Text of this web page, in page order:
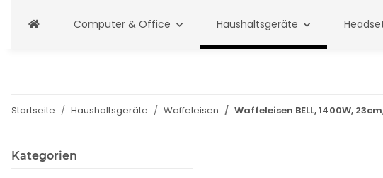
Computer & Office Haushaltsgeräte
Startseite Haushaltsgeräte Waffeleisen Waffeleisen BELL, 1400W,
Kategorien